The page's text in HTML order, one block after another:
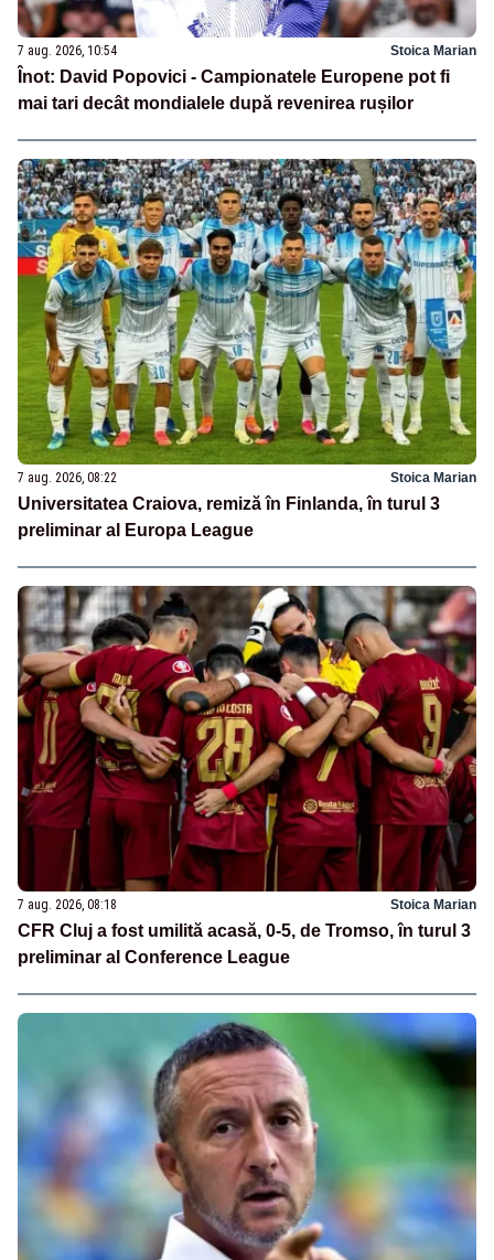
7 aug. 2026, 10:54 Stoica Marian
Înot: David Popovici - Campionatele Europene pot fi
mai tari decât mondialele după revenirea rușilor
7 aug. 2026, 08:22 Stoica Marian
Universitatea Craiova, remiză în Finlanda, în turul 3
preliminar al Europa League
7 aug. 2026, 08:18 Stoica Marian
CFR Cluj a fost umilită acasă, 0-5, de Tromso, în turul 3
preliminar al Conference League